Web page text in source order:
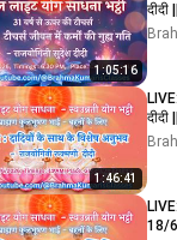
1:05:16
1:46:41
18/